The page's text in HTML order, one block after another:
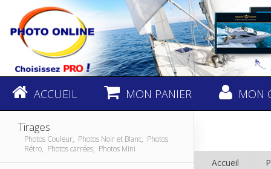
ACCUEIL MON PANIER MON
Tirages
Photos Couleur, Photos Noir et Blanc, Photos
Rétro, Photos carrées, Photos Mini
Accueil